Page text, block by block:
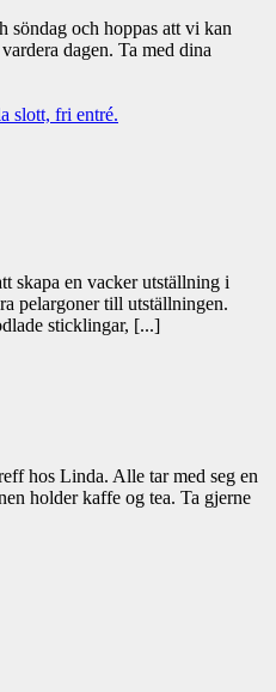
söndag och hoppas att vi kan
dagen. Ta med dina
slott, fri entré.
skapa en vacker utställning i
pelargoner till utställningen.
sticklingar, [...]
hos Linda. Alle tar med seg en
holder kaffe og tea. Ta gjerne